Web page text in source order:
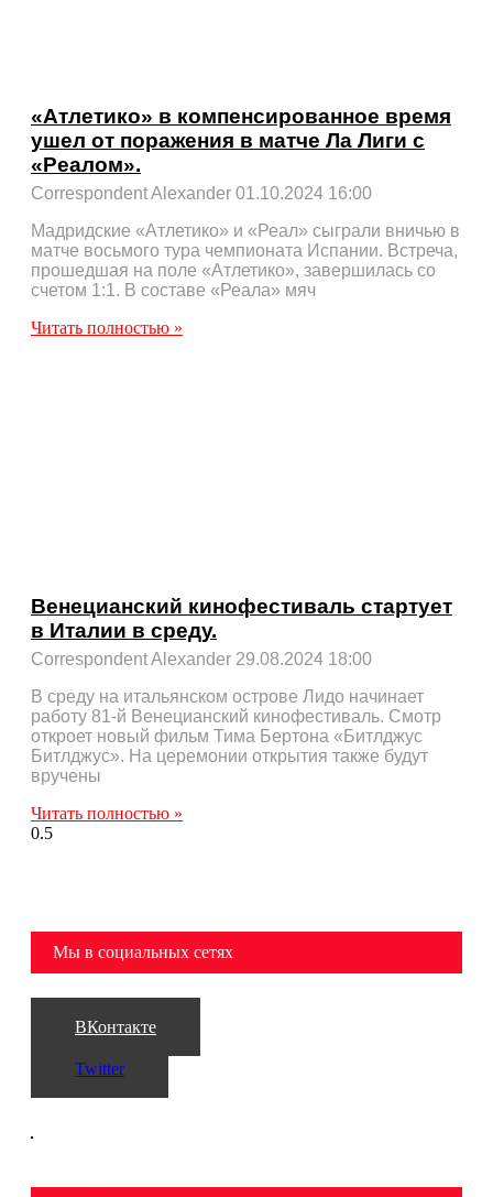
«Атлетико» в компенсированное время
ушел от поражения в матче Ла Лиги с
«Реалом».
Correspondent Alexander 01.10.2024 16:00
Мадридские «Атлетико» и «Реал» сыграли вничью в
матче восьмого тура чемпионата Испании. Встреча,
прошедшая на поле «Атлетико», завершилась со
счетом 1:1. В составе «Реала» мяч
Читать полностью »
Венецианский кинофестиваль стартует
в Италии в среду.
Correspondent Alexander 29.08.2024 18:00
В среду на итальянском острове Лидо начинает
работу 81-й Венецианский кинофестиваль. Смотр
откроет новый фильм Тима Бертона «Битлджус
Битлджус». На церемонии открытия также будут
вручены
Читать полностью »
Мы в социальных сетях
ВКонтакте
Twitter